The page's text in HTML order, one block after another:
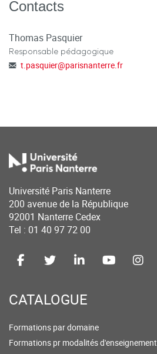
Contacts
Thomas Pasquier
Responsable pédagogique
t.pasquier@parisnanterre.fr
Université Paris Nanterre
200 avenue de la République
92001 Nanterre Cedex
Tel : 01 40 97 72 00
CATALOGUE
Formations par domaine
Formations pr modalités d'enseignement